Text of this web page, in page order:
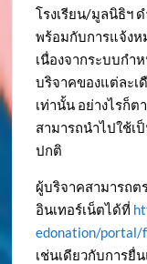
โรงเรียน/มูลนิธิฯ
พร้อมกับการแจ้ง
เนื่องจากระบบกำ
บริจาคของแต่ละเ
เท่านั้น อย่างไรก็ต
สามารถนำไปใช้เ
ปกติ
ผู้บริจาคสามารถต
อินเทอร์เน็ตได้ที่
edonation/portal/
เช่นเดียวกับการยื่